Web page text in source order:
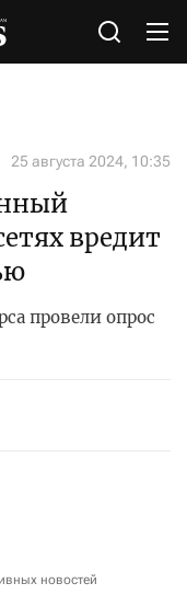
25 августа 2024, 10:35
вредит
провели опрос
новостей